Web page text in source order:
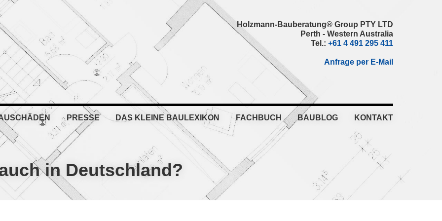
Holzmann-Bauberatung® Group PTY LTD
Perth - Western Australia
Tel.: +61 4 491 295 411
Anfrage per E-Mail
PRESSE DAS KLEINE BAULEXIKON FACHBUCH BAUBLOG KONTAKT
in Deutschland?